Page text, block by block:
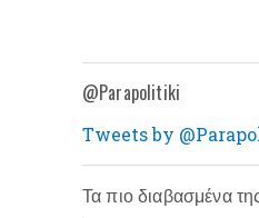
@Parapolitiki
Tweets by
Τα πιο διαβασμένα